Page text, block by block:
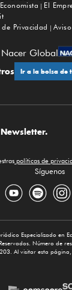
El
Privacidad
Global
Ir a la bolsa de
Newsletter.
políticas de
Síguenos
Especializado en
Número de
Al visitar esta página,